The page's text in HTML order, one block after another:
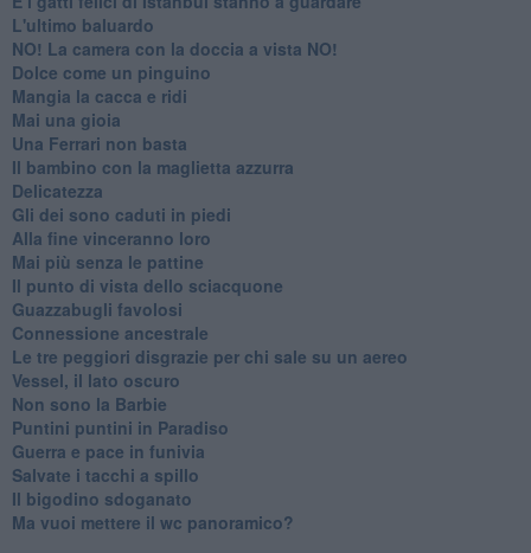
L'ultimo baluardo
NO! La camera con la doccia a vista NO!
Dolce come un pinguino
Mangia la cacca e ridi
Mai una gioia
Una Ferrari non basta
Il bambino con la maglietta azzurra
Delicatezza
Gli dei sono caduti in piedi
Alla fine vinceranno loro
Mai più senza le pattine
Il punto di vista dello sciacquone
Guazzabugli favolosi
Connessione ancestrale
Le tre peggiori disgrazie per chi sale su un aereo
Vessel, il lato oscuro
Non sono la Barbie
Puntini puntini in Paradiso
Guerra e pace in funivia
Salvate i tacchi a spillo
Il bigodino sdoganato
Ma vuoi mettere il wc panoramico?